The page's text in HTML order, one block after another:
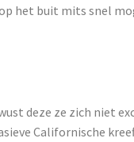
het buit mits snel
deze ze zich niet
Californische